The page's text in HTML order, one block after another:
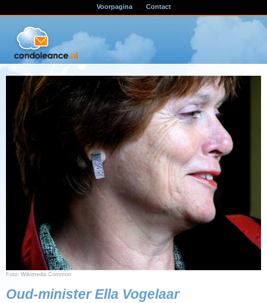
Voorpagina Contact
Foto: Wikimedia Common
Oud-minister Ella Vogelaar